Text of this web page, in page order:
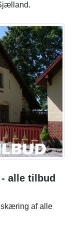
alle tilbud
af alle